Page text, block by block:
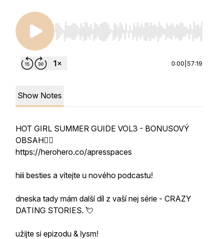
Use Left/Right to seek, Home/End to jump to
0:00 57:19
Show Notes
HOT GIRL SUMMER GUIDE VOL3 - BONUSOVÝ
OBSAH👇🏻
https://herohero.co/apresspaces
hiii besties a vítejte u nového podcastu!
dneska tady mám další díl z vaší nej série - CRAZY
DATING STORIES. 💘
užijte si epizodu & lysm!